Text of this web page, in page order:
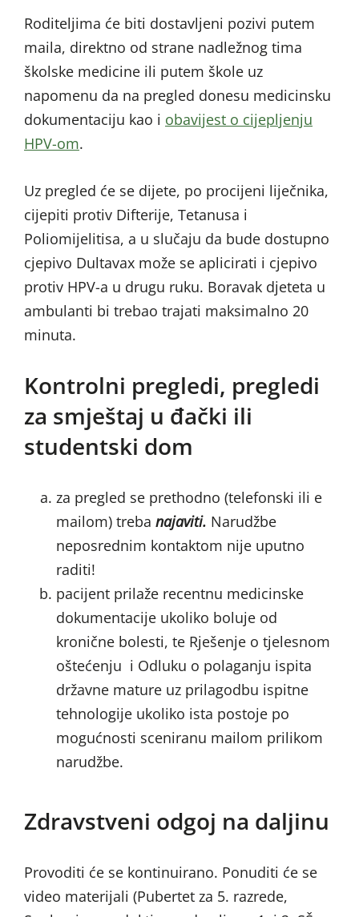
Roditeljima će biti dostavljeni pozivi putem
maila, direktno od strane nadležnog tima
školske medicine ili putem škole uz
napomenu da na pregled donesu medicinsku
dokumentaciju kao i obavijest o cijepljenju
HPV-om.
Uz pregled će se dijete, po procijeni liječnika,
cijepiti protiv Difterije, Tetanusa i
Poliomijelitisa, a u slučaju da bude dostupno
cjepivo Dultavax može se aplicirati i cjepivo
protiv HPV-a u drugu ruku. Boravak djeteta u
ambulanti bi trebao trajati maksimalno 20
minuta.
Kontrolni pregledi, pregledi
za smještaj u đački ili
studentski dom
za pregled se prethodno (telefonski ili e
mailom) treba najaviti. Narudžbe
neposrednim kontaktom nije uputno
raditi!
pacijent prilaže recentnu medicinske
dokumentacije ukoliko boluje od
kronične bolesti, te Rješenje o tjelesnom
oštećenju i Odluku o polaganju ispita
državne mature uz prilagodbu ispitne
tehnologije ukoliko ista postoje po
mogućnosti sceniranu mailom prilikom
narudžbe.
Zdravstveni odgoj na daljinu
Provoditi će se kontinuirano. Ponuditi će se
video materijali (Pubertet za 5. razrede,